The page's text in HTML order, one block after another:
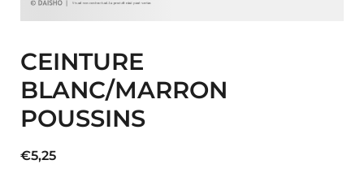
CEINTURE
BLANC/MARRON
POUSSINS
€5,25